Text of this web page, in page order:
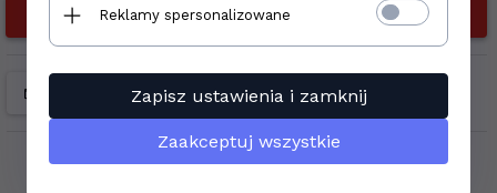
DO KOSZYKA
Reklamy spersonalizowane
Zapisz ustawienia i zamknij
Zaakceptuj wszystkie